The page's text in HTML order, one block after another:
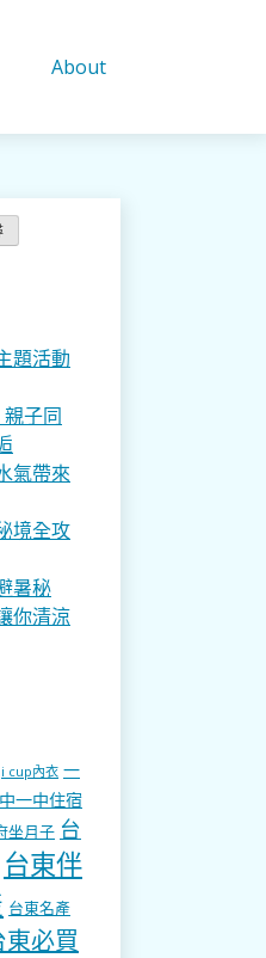
About
題活動
子同
氣帶來
境全攻
暑秘
你清涼
i cup內衣 一
一中住宿
坐月子 台
台東伴
台東名產
東必買